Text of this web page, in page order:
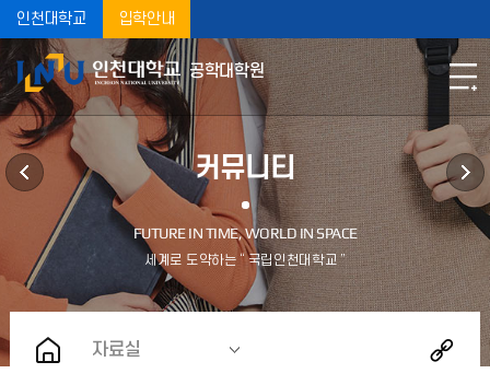
인천대학교 입학안내
공학대학원
커뮤니티
자료실